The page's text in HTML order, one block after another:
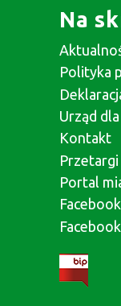
Na
Polityka
Urząd
Kontakt
Przetargi
Portal